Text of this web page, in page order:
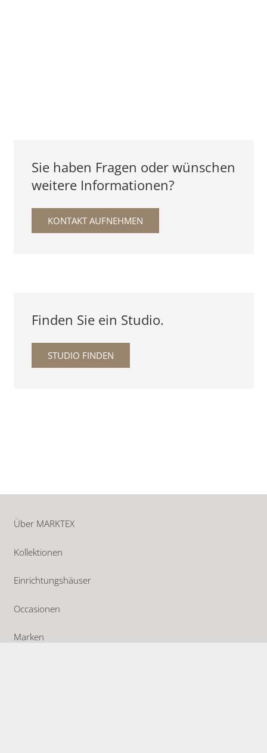
Sie haben Fragen oder wünschen
weitere Informationen?
KONTAKT AUFNEHMEN
Finden Sie ein Studio.
STUDIO FINDEN
Über MARKTEX
Kollektionen
Einrichtungshäuser
Occasionen
Marken